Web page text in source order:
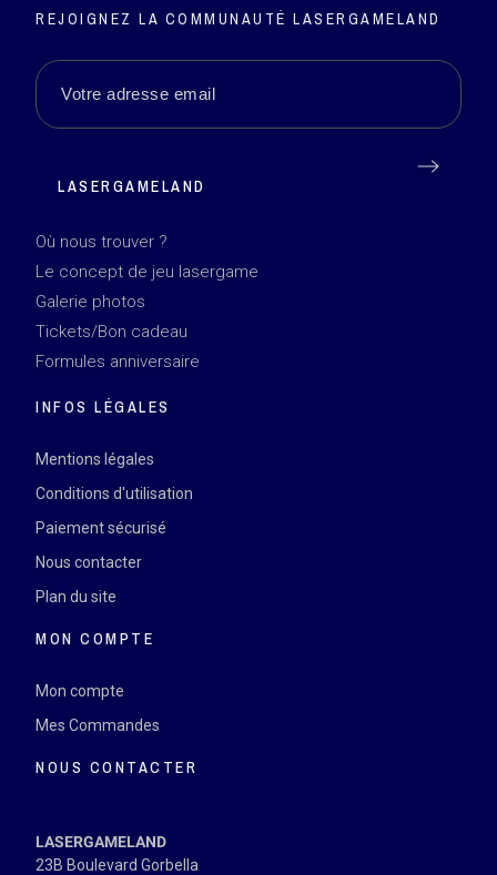
REJOIGNEZ LA COMMUNAUTÉ LASERGAMELAND
LASERGAMELAND
Où nous trouver ?
Le concept de jeu lasergame
Galerie photos
Tickets/Bon cadeau
Formules anniversaire
INFOS LÉGALES
Mentions légales
Conditions d'utilisation
Paiement sécurisé
Nous contacter
Plan du site
MON COMPTE
Mon compte
Mes Commandes
NOUS CONTACTER
LASERGAMELAND
23B Boulevard Gorbella